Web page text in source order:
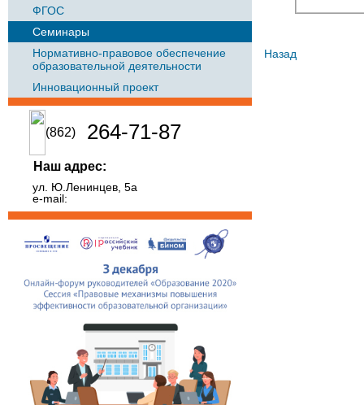
ФГОС
Семинары
Нормативно-правовое обеспечение
образовательной деятельности
Инновационный проект
(862) 264-71-87
Наш адрес:
ул. Ю.Ленинцев, 5а
e-mail:
Назад